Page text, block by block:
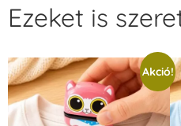
Ezeket is
Akció!